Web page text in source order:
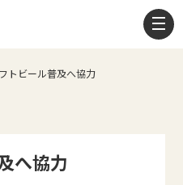
トビール普及へ協力
へ協力